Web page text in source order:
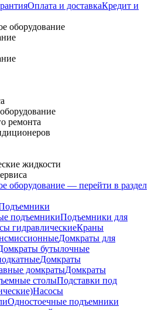
Оплата и доставкаКредит и
оборудование
ремонта
жидкости
оборудование — перейти в раздел
подъемникиПодъемники для
гидравлическиеКраны
Домкраты для
бутылочные
Домкраты
домкратыДомкраты
столыПодставки под
Насосы
Одностоечные подъемники